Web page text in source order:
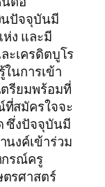
นปัจจุบันมี
ง และมี
ะเครดิตบูโร
นการเข้า
ตรียมพร้อมที่
ที่สมัครใจจะ
ซึ่งปัจจุบันมี
งค์เข้าร่วม
กรณ์ครู
รศาสตร์